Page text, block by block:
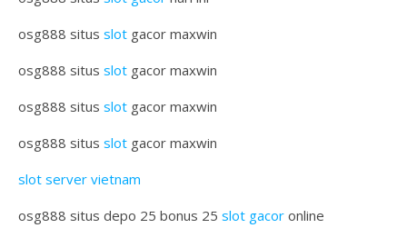
osg888 situs slot gacor maxwin
osg888 situs slot gacor maxwin
osg888 situs slot gacor maxwin
osg888 situs slot gacor maxwin
slot server vietnam
osg888 situs depo 25 bonus 25 slot gacor online